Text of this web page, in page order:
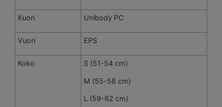
Kuori Unibody PC
Vuori EPS
Koko S (51-54 cm)
M (55-58 cm)
L (59-62 cm)